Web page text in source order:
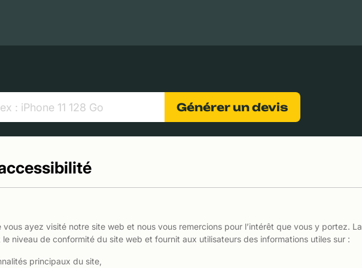
Générer un devis
vous ayez visité notre site web et nous vous remercions pour l’intérêt que vous y portez. La
niveau de conformité du site web et fournit aux utilisateurs des informations utiles sur :
principaux du site,